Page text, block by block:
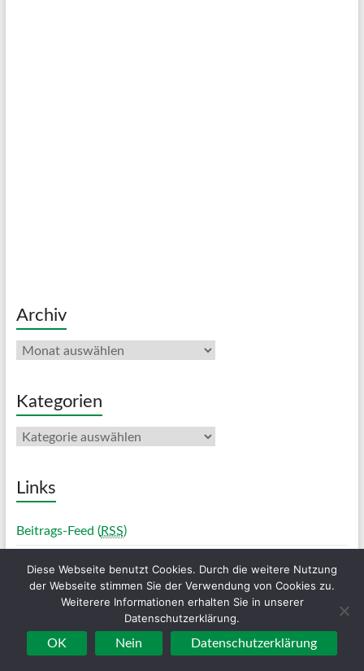
Archiv
Archiv
Kategorien
Kategorien
Links
Beitrags-Feed (RSS)
Spacious
von ThemeGrill. Präsentiert von:WordPress
Impressum/Disclaimer
Datenschutzerklärung
Diese Webseite benutzt Cookies. Durch die weitere Nutzung
der Webseite stimmen Sie der Verwendung von Cookies zu.
Weiterere Informationen erhalten Sie in unserer
Datenschutzerklärung.
OK
Nein Datenschutzerklärung